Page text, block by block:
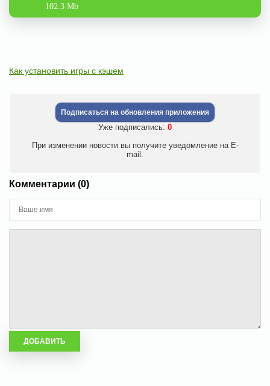
102.3 Mb
Как установить игры с кэшем
Подписаться на обновления приложения
Уже подписались: 0
При изменении новости вы получите уведомление на E-
mail.
Комментарии (0)